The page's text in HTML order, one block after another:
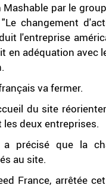
par le
changement
l'entreprise
adéquation avec
va fermer.
du site
les deux entreprises.
précisé que la
au site.
France, arrêtée